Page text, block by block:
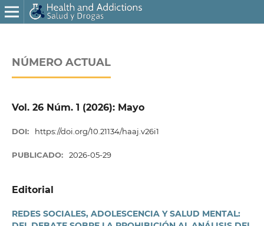
NÚMERO ACTUAL
Vol. 26 Núm. 1 (2026): Mayo
DOI: https://doi.org/10.21134/haaj.v26i1
PUBLICADO: 2026-05-29
Editorial
REDES SOCIALES, ADOLESCENCIA Y SALUD MENTAL: